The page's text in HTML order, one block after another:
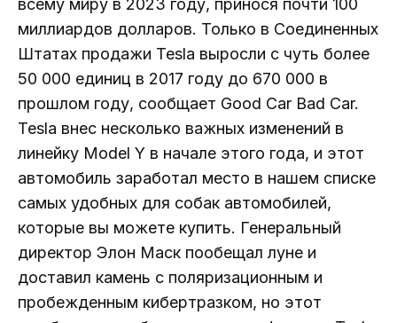
всему миру в 2023 году, принося почти 100
миллиардов долларов. Только в Соединенных
Штатах продажи Tesla выросли с чуть более
50 000 единиц в 2017 году до 670 000 в
прошлом году, сообщает Good Car Bad Car.
Tesla внес несколько важных изменений в
линейку Model Y в начале этого года, и этот
автомобиль заработал место в нашем списке
самых удобных для собак автомобилей,
которые вы можете купить. Генеральный
директор Элон Маск пообещал луне и
доставил камень с поляризационным и
пробежденным кибертразком, но этот